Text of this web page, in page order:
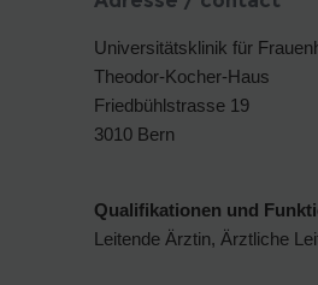
Universitätsklinik für
Theodor-Kocher-Haus
Friedbühlstrasse 19
3010 Bern
Qualifikationen und
Leitende Ärztin, Ärztliche